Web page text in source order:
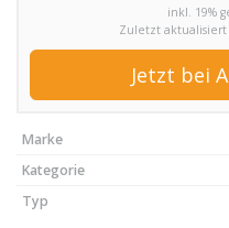
inkl. 19%
Zuletzt aktualisiert
Jetzt bei
Marke
Kategorie
Typ